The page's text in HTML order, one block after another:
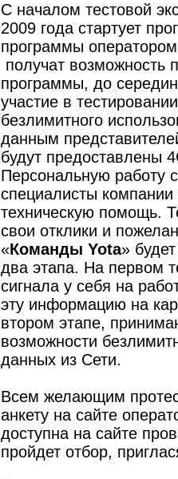
С началом тестовой
2009 года стартует
программы
получат возможность
программы, до
участие в
безлимитного
данным
будут предоставлены
Персональную работу
специалисты компании
техническую помощь.
свои отклики и
«Команды Yota»
два этапа. На первом
сигнала у себя на
эту информацию на
втором этапе,
возможности
данных из Сети.
Всем желающим
анкету на сайте
доступна на сайте
пройдет отбор,